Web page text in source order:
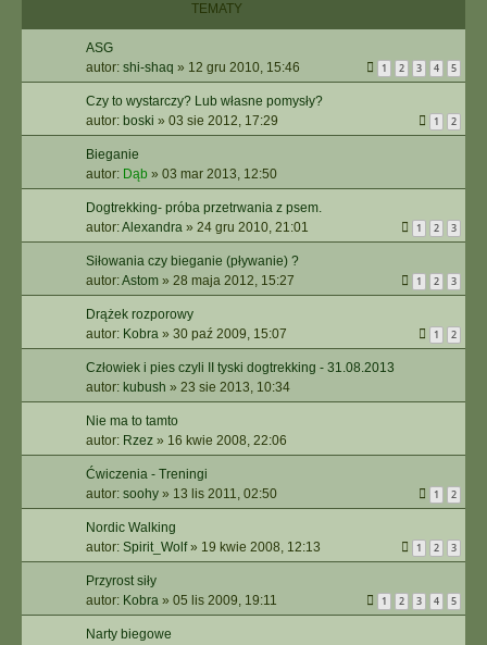
TEMATY
ASG
autor: shi-shaq » 12 gru 2010, 15:46 1 2 3 4 5
Czy to wystarczy? Lub własne pomysły?
autor: boski » 03 sie 2012, 17:29 1 2
Bieganie
autor: Dąb » 03 mar 2013, 12:50
Dogtrekking- próba przetrwania z psem.
autor:Alexandra » 24 gru 2010, 21:01 1 2 3
Siłowania czy bieganie (pływanie) ?
autor:Astom » 28 maja 2012, 15:27 1 2 3
Drążek rozporowy
autor: Kobra » 30 paź 2009, 15:07 1 2
Człowiek i pies czyli II tyski dogtrekking - 31.08.2013
autor: kubush » 23 sie 2013, 10:34
Nie ma to tamto
autor: Rzez » 16 kwie 2008, 22:06
Ćwiczenia - Treningi
autor: soohy » 13 lis 2011, 02:50 1 2
Nordic Walking
autor: Spirit_Wolf» 19 kwie 2008, 12:13 1 2 3
Przyrost siły
autor: Kobra » 05 lis 2009, 19:11 1 2 3 4 5
Narty biegowe